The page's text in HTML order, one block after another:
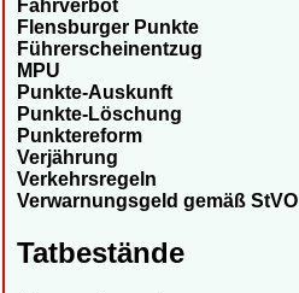
Fahrverbot
Flensburger Punkte
Führerscheinentzug
MPU
Punkte-Auskunft
Punkte-Löschung
Punktereform
Verjährung
Verkehrsregeln
Verwarnungsgeld gemäß StVO
Tatbestände